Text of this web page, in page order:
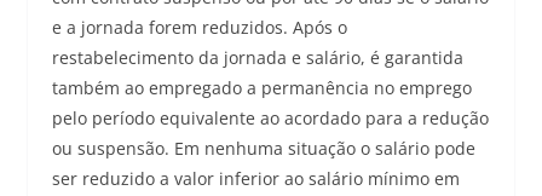
e a jornada forem reduzidos. Após o
restabelecimento da jornada e salário, é garantida
também ao empregado a permanência no emprego
pelo período equivalente ao acordado para a redução
ou suspensão. Em nenhuma situação o salário pode
ser reduzido a valor inferior ao salário mínimo em